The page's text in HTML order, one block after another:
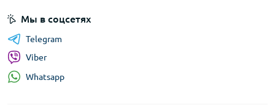
Мы в соцсетях
Telegram
Viber
Whatsapp